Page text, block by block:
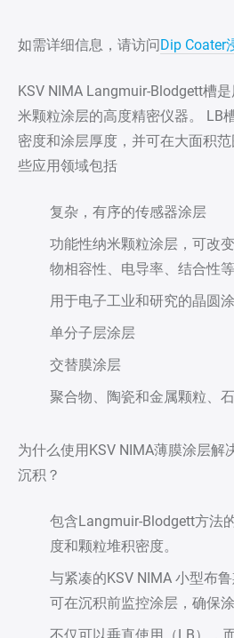
如需详细信息，请访问 Dip Coater
KSV NIMA Langmuir-Blodgett槽
米颗粒涂层的高度精密仪器。 LB
密度和涂层厚度，并可在大面积范
些应用领域包括
复杂，有序的传感器涂层
功能性纳米颗粒涂层，可改
物相容性、电导率、结合性等
用于电子工业和研究的晶圆
单分子层涂层
交替膜涂层
聚合物、陶瓷和金属颗粒、
为什么使用KSV NIMA薄膜涂层解
沉积？
包含Langmuir-Blodgett方法
度和颗粒堆积密度。
与紧凑的KSV NIMA 小型布
可在沉积前监控涂层，确保涂